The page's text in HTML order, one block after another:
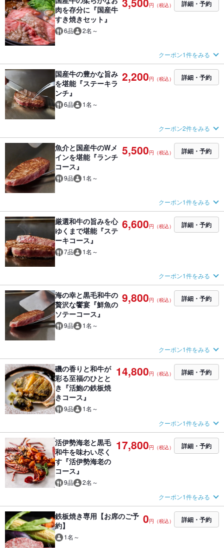
肉を存分に『国産牛
すき焼きセット』
6品 2名～
円（税込） 詳細・予約
クーポン1件をみる
国産牛の豊かな旨み
を堪能『ステーキラ
ンチ』
6品 1名～
2,200円（税込） 詳細・予約
クーポン2件をみる
魚介と国産牛のWメ
インを堪能『ランチ
コース』
9品 1名～
5,500円（税込） 詳細・予約
クーポン1件をみる
厳選和牛の旨みを心
ゆくまで堪能『ステ
ーキコース』
7品 1名～
6,600円（税込） 詳細・予約
クーポン1件をみる
海の幸と黒毛和牛の
贅沢な饗宴『鮮魚の
ソテーコース』
9品 1名～
9,800円（税込） 詳細・予約
クーポン1件をみる
磯の香りと和牛が
彩る至福のひとと
き『活鮑の鉄板焼
きコース』
9品 1名～
14,800円（税込） 詳細・予約
クーポン1件をみる
活伊勢海老と黒毛
和牛を味わい尽く
す『活伊勢海老の
コース』
9品 2名～
17,800円（税込） 詳細・予約
クーポン1件をみる
鉄板焼き専用【お席のご予
約】
1名～
0円（税込） 詳細・予約